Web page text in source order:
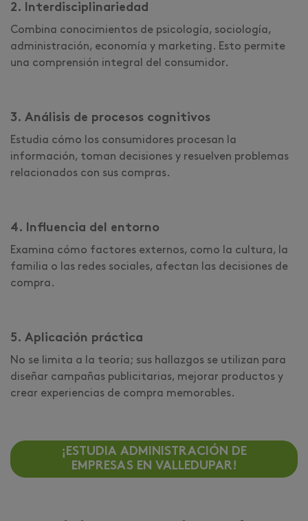
2. Interdisciplinariedad
Combina conocimientos de psicología, sociología,
administración, economía y marketing. Esto permite
una comprensión integral del consumidor.
3. Análisis de procesos cognitivos
Estudia cómo los consumidores procesan la
información, toman decisiones y resuelven problemas
relacionados con sus compras.
4. Influencia del entorno
Examina cómo factores externos, como la cultura, la
familia o las redes sociales, afectan las decisiones de
compra.
5. Aplicación práctica
No se limita a la teoría; sus hallazgos se utilizan para
diseñar campañas publicitarias, mejorar productos y
crear experiencias de compra memorables.
¡ESTUDIA ADMINISTRACIÓN DE
EMPRESAS EN VALLEDUPAR!